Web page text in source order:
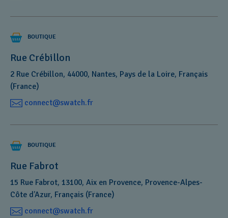
BOUTIQUE
Rue Crébillon
2 Rue Crébillon, 44000, Nantes, Pays de la Loire, Français
(France)
connect@swatch.fr
BOUTIQUE
Rue Fabrot
15 Rue Fabrot, 13100, Aix en Provence, Provence-Alpes-
Côte d’Azur, Français (France)
connect@swatch.fr